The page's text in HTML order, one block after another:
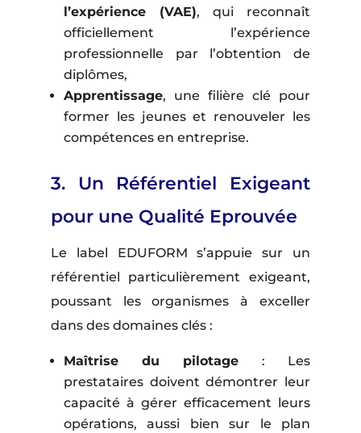
l’expérience (VAE), qui reconnaît
officiellement l’expérience
professionnelle par l’obtention de
diplômes,
Apprentissage, une filière clé pour
former les jeunes et renouveler les
compétences en entreprise.
3. Un Référentiel Exigeant
pour une Qualité Eprouvée
Le label EDUFORM s’appuie sur un
référentiel particulièrement exigeant,
poussant les organismes à exceller
dans des domaines clés :
Maîtrise du pilotage : Les
prestataires doivent démontrer leur
capacité à gérer efficacement leurs
opérations, aussi bien sur le plan